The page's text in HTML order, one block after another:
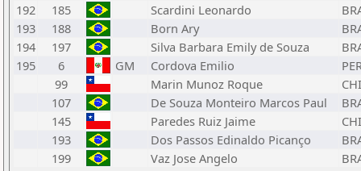
192
185 Scardini Leonardo
193
188 Born Ary
194
197 Silva Barbara Emily de Souza
195
6 GM Cordova Emilio
99
Marin Munoz Roque
CHI
107
De Souza Monteiro Marcos Paul
145
Paredes Ruiz Jaime
CHI
193
Dos Passos Edinaldo Picanço
199
Vaz Jose Angelo